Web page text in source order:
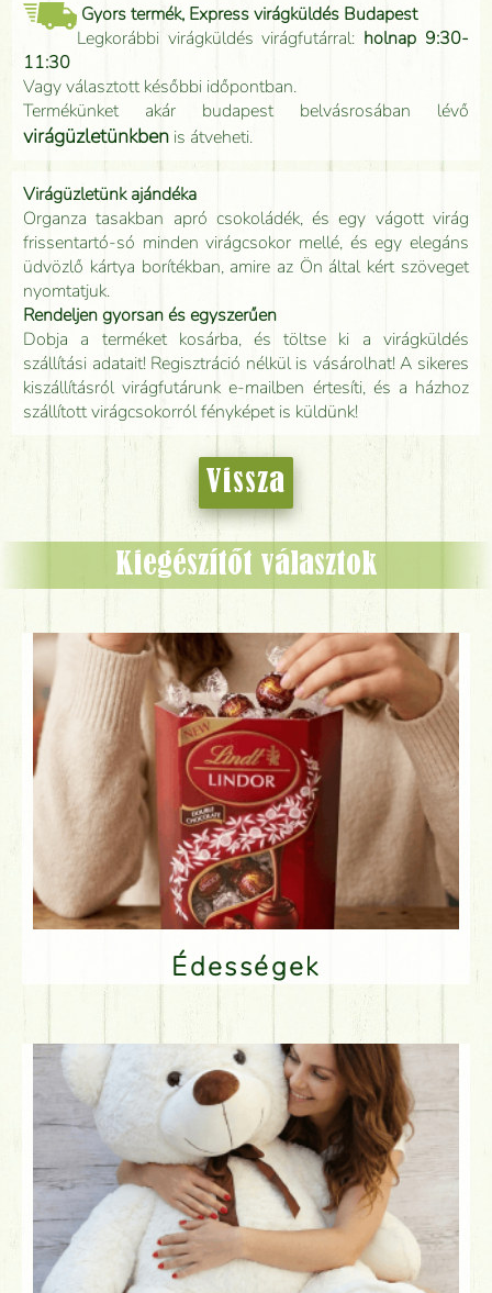
Gyors termék, Express virágküldés Budapest
Legkorábbi virágküldés virágfutárral: holnap 9:30-
11:30
Vagy választott későbbi időpontban.
Termékünket akár budapest belvásrosában lévő
virágüzletünkben is átveheti.
Virágüzletünk ajándéka
Organza tasakban apró csokoládék, és egy vágott virág
frissentartó-só minden virágcsokor mellé, és egy elegáns
üdvözlő kártya borítékban, amire az Ön által kért szöveget
nyomtatjuk.
Rendeljen gyorsan és egyszerűen
Dobja a terméket kosárba, és töltse ki a virágküldés
szállítási adatait! Regisztráció nélkül is vásárolhat! A sikeres
kiszállításról virágfutárunk e-mailben értesíti, és a házhoz
szállított virágcsokorról fényképet is küldünk!
Vissza
Kiegészítőt választok
Édességek